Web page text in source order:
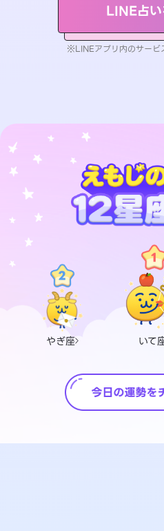
LINE占い
※LINEアプリ内のサービ
やぎ座 いて